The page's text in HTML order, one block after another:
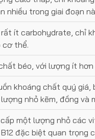
nhiều trong giai đoạn
ít carbohydrate, chỉ
cơ thể.
béo, với lượng ít hơn
khoáng chất quý giá,
nhỏ kẽm, đồng và
một lượng nhỏ các
B12 đặc biệt quan